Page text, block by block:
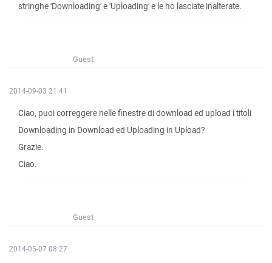
stringhe 'Downloading' e 'Uploading' e le ho lasciate inalterate.
Guest
2014-09-03 21:41
Ciao, puoi correggere nelle finestre di download ed upload i titoli
Downloading in Download ed Uploading in Upload?
Grazie.
Ciao.
Guest
2014-05-07 08:27